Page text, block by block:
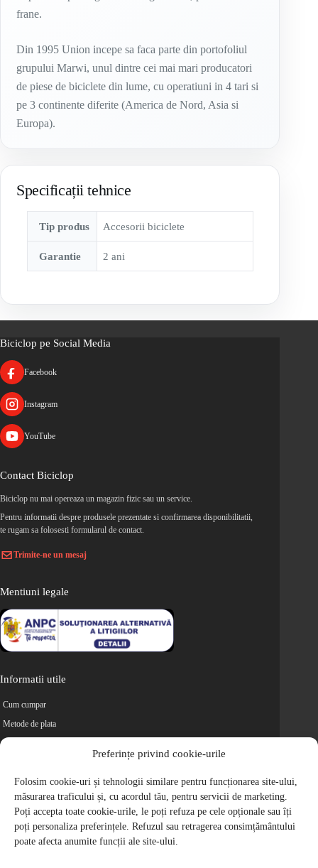
Preferințe privind cookie-urile
Folosim cookie-uri și tehnologii similare pentru funcționarea site-ului,
măsurarea traficului și, cu acordul tău, pentru servicii de marketing.
Poți accepta toate cookie-urile, le poți refuza pe cele opționale sau îți
poți personaliza preferințele. Refuzul sau retragerea consimțământului
poate afecta anumite funcții ale site-ului.
frane.
Din 1995 Union incepe sa faca parte din portofoliul
grupului Marwi, unul dintre cei mai mari producatori
de piese de biciclete din lume, cu operatiuni in 4 tari si
pe 3 continente diferite (America de Nord, Asia si
Europa).
Specificații tehnice
Tip produs Accesorii biciclete
Garantie 2 ani
Biciclop pe Social Media
Facebook
Instagram
YouTube
Contact Biciclop
Biciclop nu mai opereaza un magazin fizic sau un service.
Pentru informatii despre produsele prezentate si confirmarea disponibilitatii,
te rugam sa folosesti formularul de contact.
Trimite-ne un mesaj
Mentiuni legale
Informatii utile
Cum cumpar
Metode de plata
Retur
Cariere
Politica de Confidentialitate
Politica de cookie-uri